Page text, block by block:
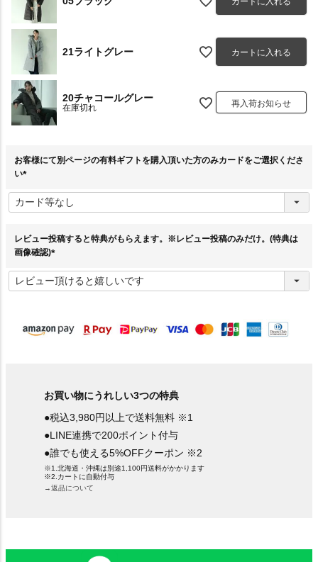
21ライトグレー カートに入れる
20チャコールグレー
在庫切れ 再入荷お知らせ
お客様にて別ページの有料ギフトを購入頂いた方のみカードをご選択くださ
い
必
須
レビュー投稿すると特典がもらえます。※レビュー投稿のみだけ。(特典は
画像確認)
必
須
お買い物にうれしい3つの特典
●税込3,980円以上で送料無料 ※1
●LINE連携で200ポイント付与
●誰でも使える5%OFFクーポン ※2
※1.北海道・沖縄は別途1,100円送料がかかります
※2.カートに自動付与
→返品について